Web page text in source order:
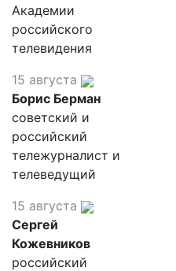
Академии
российского
телевидения
15 августа
Борис Берман
советский и
российский
тележурналист и
телеведущий
15 августа
Сергей
Кожевников
российский